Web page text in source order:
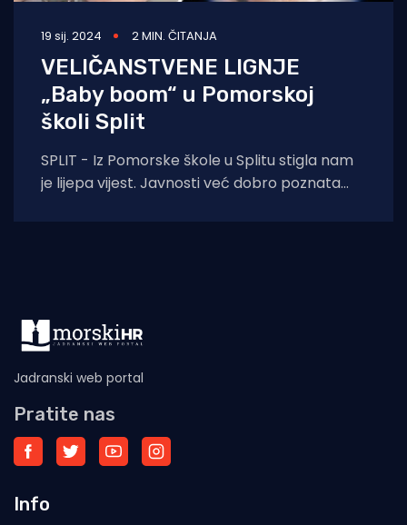
19 sij. 2024 2 MIN. ČITANJA
VELIČANSTVENE LIGNJE
„Baby boom“ u Pomorskoj
školi Split
SPLIT - Iz Pomorske škole u Splitu stigla nam
je lijepa vijest. Javnosti već dobro poznata
Jadranski web portal
Pratite nas
Info